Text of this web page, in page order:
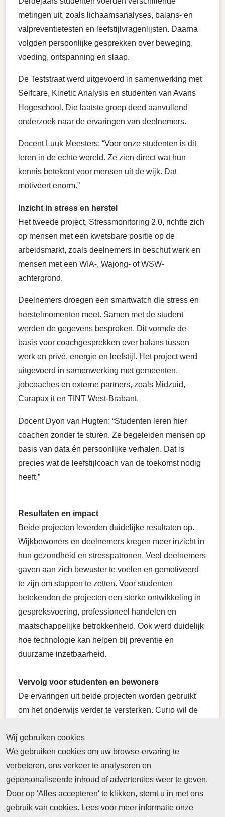
metingen uit, zoals lichaamsanalyses, balans- en
valpreventietesten en leefstijlvragenlijsten. Daarna
volgden persoonlijke gesprekken over beweging,
voeding, ontspanning en slaap.
De Teststraat werd uitgevoerd in samenwerking met
Selfcare, Kinetic Analysis en studenten van Avans
Hogeschool. Die laatste groep deed aanvullend
onderzoek naar de ervaringen van deelnemers.
Docent Luuk Meesters: “Voor onze studenten is dit
leren in de echte wereld. Ze zien direct wat hun
kennis betekent voor mensen uit de wijk. Dat
motiveert enorm.”
Inzicht in stress en herstel
Het tweede project, Stressmonitoring 2.0, richtte zich
op mensen met een kwetsbare positie op de
arbeidsmarkt, zoals deelnemers in beschut werk en
mensen met een WIA-, Wajong- of WSW-
achtergrond.
Deelnemers droegen een smartwatch die stress en
herstelmomenten meet. Samen met de student
werden de gegevens besproken. Dit vormde de
basis voor coachgesprekken over balans tussen
werk en privé, energie en leefstijl. Het project werd
uitgevoerd in samenwerking met gemeenten,
jobcoaches en externe partners, zoals Midzuid,
Carapax it en TINT West-Brabant.
Docent Dyon van Hugten: “Studenten leren hier
coachen zonder te sturen. Ze begeleiden mensen op
basis van data én persoonlijke verhalen. Dat is
precies wat de leefstijlcoach van de toekomst nodig
heeft.”
Resultaten en impact
Beide projecten leverden duidelijke resultaten op.
Wijkbewoners en deelnemers kregen meer inzicht in
hun gezondheid en stresspatronen. Veel deelnemers
gaven aan zich bewuster te voelen en gemotiveerd
te zijn om stappen te zetten. Voor studenten
betekenden de projecten een sterke ontwikkeling in
gespreksvoering, professioneel handelen en
maatschappelijke betrokkenheid. Ook werd duidelijk
hoe technologie kan helpen bij preventie en
duurzame inzetbaarheid.
Vervolg voor studenten en bewoners
De ervaringen uit beide projecten worden gebruikt
om het onderwijs verder te versterken. Curio wil de
uitbreiden binnen West-Brabant, onder andere in
samenwerking met het Care Innovation Center.
Op de foto zijn de docenten Luuk en Dion en
studenten in actie met de Leefstijlcheck.
Zie ookStressmonitoring pilot.
Wij gebruiken cookies
We gebruiken cookies om uw browse-ervaring te
verbeteren, ons verkeer te analyseren en
gepersonaliseerde inhoud of advertenties weer te geven.
Door op 'Alles accepteren' te klikken, stemt u in met ons
gebruik van cookies. Lees voor meer informatie onze